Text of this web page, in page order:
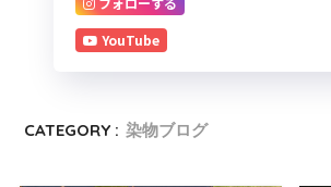
YouTube
CATEGORY : 染物ブログ